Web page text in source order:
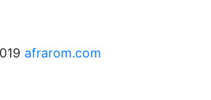
afrarom.com